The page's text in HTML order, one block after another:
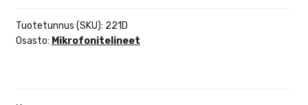
Tuotetunnus (SKU): 221D
Osasto: Mikrofonitelineet